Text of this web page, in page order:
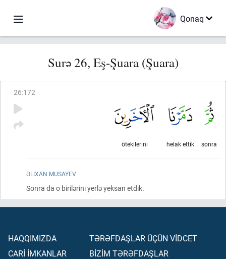
Qonaq
Surə 26, Eş-Şuara (Şuara)
26:172
sonra
helak ettik
ötekilerini
ƏLIXAN MUSAYEV
Sonra da o birilərini yerlə yeksan etdik.
HAQQIMIZDA
CARİ İMKANLAR
TƏRƏFDAŞLAR ÜÇÜN VİDCET
BİZİM TƏRƏFDAŞLAR